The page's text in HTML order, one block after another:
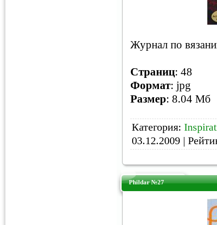
Журнал по
Страниц: 48
Формат: jpg
Размер: 8.04 Мб
Категория:
03.12.2009 |
Phildar №27